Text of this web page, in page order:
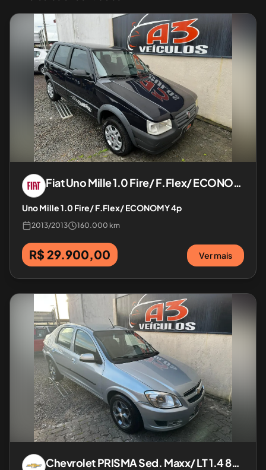
FiatUno Mille 1.0 Fire/ F.Flex/ ECONOMY 4p
Uno Mille 1.0 Fire/ F.Flex/ ECONOMY 4p
2013/2013 160.000 km
R$ 29.900,00 Ver mais
ChevroletPRISMA Sed. Maxx/ LT 1.4 8V ECONOF. 4p